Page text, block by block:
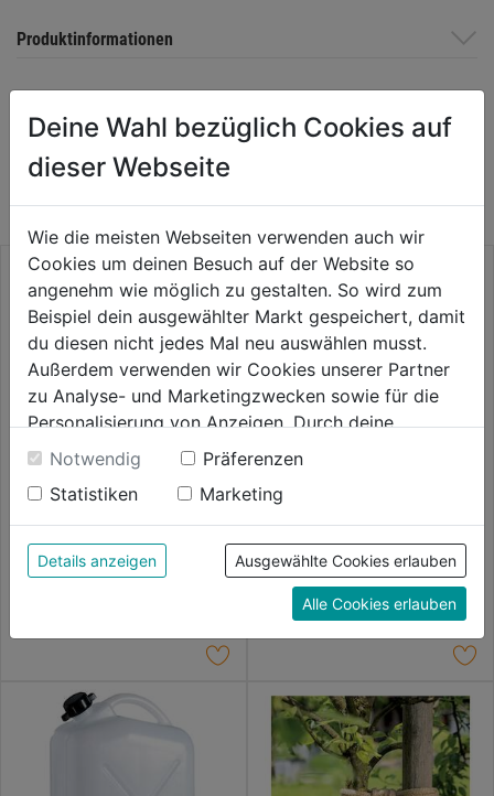
Produktinformationen
WEITERE PRODUKTE AUS DIESER
KATEGORIE
Rasen- und Gestaltungskante
anthrazit
0.0 (0)
0.0
Tomaten-Turm rund DM
35x106cm, grün
0.0 (0)
0.0
8,59€
Deine Wahl bezüglich Cookies auf
dieser Webseite
Wie die meisten Webseiten verwenden auch wir
Cookies um deinen Besuch auf der Website so
angenehm wie möglich zu gestalten. So wird zum
Beispiel dein ausgewählter Markt gespeichert, damit
du diesen nicht jedes Mal neu auswählen musst.
Außerdem verwenden wir Cookies unserer Partner
zu Analyse- und Marketingzwecken sowie für die
Personalisierung von Anzeigen. Durch deine
Einwilligung werden die Daten von Drittanbieter,
unter anderem auch in den USA, verarbeitet.
Durch Klick auf "Alle Cookies erlauben" stimmst du
der Verwendung aller Cookies zu. Unter "Details
anzeigen" findest du alle Infos zu den
unterschiedlichen Cookies, unter "Cookies
Konfigurieren" kannst du auswählen, welche Cookies
du zulassen möchtest und welche nicht.
Weitere Informationen findest du in unserer
Datenschutzerklärung
Notwendig
Präferenzen
Statistiken
Marketing
Details anzeigen Ausgewählte Cookies erlauben
Alle Cookies erlauben